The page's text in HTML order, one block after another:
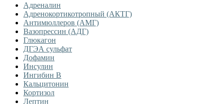
Адреналин
Адренокортикотропный (АКТГ)
Антимюллеров (АМГ)
Вазопрессин (АДГ)
Глюкагон
ДГЭА сульфат
Дофамин
Инсулин
Ингибин В
Кальцитонин
Кортизол
Лептин